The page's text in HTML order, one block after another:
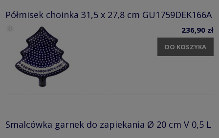
Półmisek choinka 31,5 x 27,8 cm GU1759DEK166A
236,90 zł
DO KOSZYKA
Smalcówka garnek do zapiekania Ø 20 cm V 0,5 L